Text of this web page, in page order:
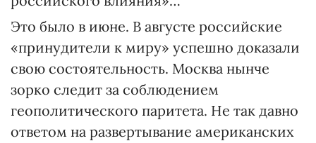
Это было в июне. В августе российские
«принудители к миру» успешно доказали
свою состоятельность. Москва нын­че
зорко следит за соблюдением
геополитического паритета. Не так давно
ответом на развертывание американских